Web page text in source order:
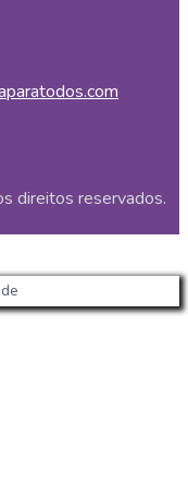
direitos reservados.